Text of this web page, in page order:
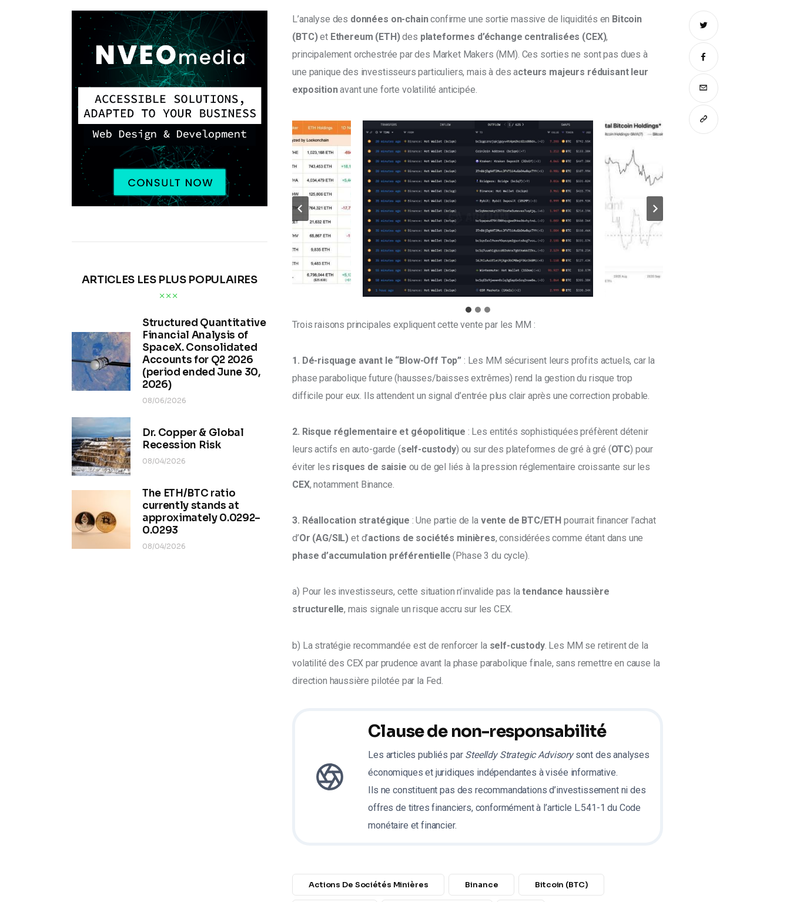
L’analyse des données on-chain confirme une sortie massive de liquidités en Bitcoin
(BTC) et Ethereum (ETH) des plateformes d’échange centralisées (CEX),
principalement orchestrée par des Market Makers (MM). Ces sorties ne sont pas dues à
une panique des investisseurs particuliers, mais à des acteurs majeurs réduisant leur
exposition avant une forte volatilité anticipée.
Trois raisons principales expliquent cette vente par les MM :
1. Dé-risquage avant le “Blow-Off Top” : Les MM sécurisent leurs profits actuels, car la
phase parabolique future (hausses/baisses extrêmes) rend la gestion du risque trop
difficile pour eux. Ils attendent un signal d’entrée plus clair après une correction probable.
2. Risque réglementaire et géopolitique : Les entités sophistiquées préfèrent détenir
leurs actifs en auto-garde (self-custody) ou sur des plateformes de gré à gré (OTC) pour
éviter les risques de saisie ou de gel liés à la pression réglementaire croissante sur les
CEX, notamment Binance.
3. Réallocation stratégique : Une partie de la vente de BTC/ETH pourrait financer l’achat
d’Or (AG/SIL) et d’actions de sociétés minières, considérées comme étant dans une
phase d’accumulation préférentielle (Phase 3 du cycle).
a) Pour les investisseurs, cette situation n’invalide pas la tendance haussière
structurelle, mais signale un risque accru sur les CEX.
b) La stratégie recommandée est de renforcer la self-custody. Les MM se retirent de la
volatilité des CEX par prudence avant la phase parabolique finale, sans remettre en cause la
direction haussière pilotée par la Fed.
Clause de non-responsabilité
Les articles publiés par Steelldy Strategic Advisorysont des analyses
économiques et juridiques indépendantes à visée informative.
Ils ne constituent pas des recommandations d’investissement ni des
offres de titres financiers, conformément à l’article L.541-1 du Code
monétaire et financier.
Actions De Sociétés Minières Binance Bitcoin (BTC)
ARTICLES LES PLUS POPULAIRES
Structured Quantitative
Financial Analysis of
SpaceX. Consolidated
Accounts for Q2 2026
(period ended June 30,
2026)
08/06/2026
Dr. Copper & Global
Recession Risk
08/04/2026
The ETH/BTC ratio
currently stands at
approximately 0.0292–
0.0293
08/04/2026